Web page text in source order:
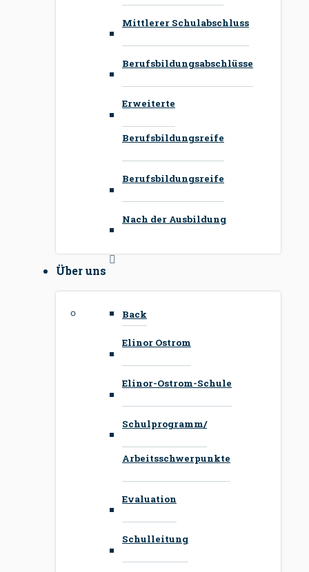
Mittlerer Schulabschluss
Berufsbildungsabschlüsse
Erweiterte
Berufsbildungsreife
Berufsbildungsreife
Nach der Ausbildung
Über uns
Back
Elinor Ostrom
Elinor-Ostrom-Schule
Schulprogramm/
Arbeitsschwerpunkte
Evaluation
Schulleitung